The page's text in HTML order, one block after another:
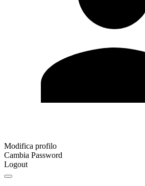
Modifica profilo
Cambia Password
Logout